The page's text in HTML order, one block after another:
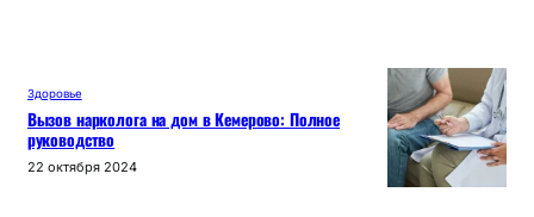
Здоровье
Вызов нарколога на дом в Кемерово: Полное
руководство
22 октября 2024